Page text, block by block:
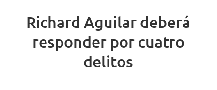
Richard Aguilar deberá
responder por cuatro
delitos